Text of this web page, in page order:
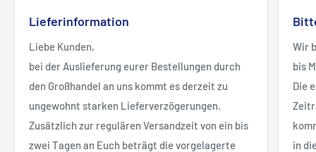
Lieferinformation
Liebe Kunden,
bei der Auslieferung eurer Bestellungen durch
den Großhandel an uns kommt es derzeit zu
ungewohnt starken Lieferverzögerungen.
Zusätzlich zur regulären Versandzeit von ein bis
zwei Tagen an Euch beträgt die vorgelagerte
Wir
bis
Die
in